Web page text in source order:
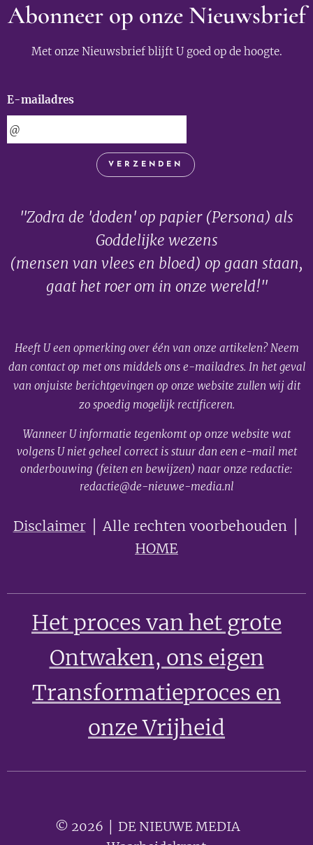
Abonneer op onze Nieuwsbrief
Met onze Nieuwsbrief blijft U goed op de hoogte.
E-mailadres
VERZENDEN
"Zodra de 'doden' op papier (Persona) als
Goddelijke wezens
(mensen van vlees en bloed) op gaan staan,
gaat het roer om in onze wereld!"
Heeft U een opmerking over één van onze artikelen? Neem
dan contact op met ons middels ons e-mailadres. In het geval
van onjuiste berichtgevingen op onze website zullen wij dit
zo spoedig mogelijk rectificeren.
Wanneer U informatie tegenkomt op onze website wat
volgens U niet geheel correct is stuur dan een e-mail met
onderbouwing (feiten en bewijzen) naar onze redactie:
redactie@de-nieuwe-media.nl
Disclaimer│ Alle rechten voorbehouden │
HOME
Het proces van het grote
Ontwaken, ons eigen
Transformatieproces en
onze Vrijheid
© 2026 │ DE NIEUWE MEDIA 🟣